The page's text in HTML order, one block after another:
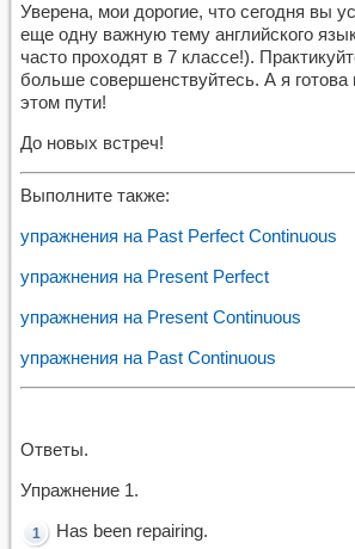
Уверена, мои дорогие, что сегодня вы
еще одну важную тему английского
часто проходят в 7 классе!).
больше совершенствуйтесь. А я готова
этом пути!
До новых встреч!
Выполните также:
упражнения на Past Perfect Continuous
упражнения на Present Perfect
упражнения на Present Continuous
упражнения на Past Continuous
Ответы.
Упражнение 1.
Has been repairing.